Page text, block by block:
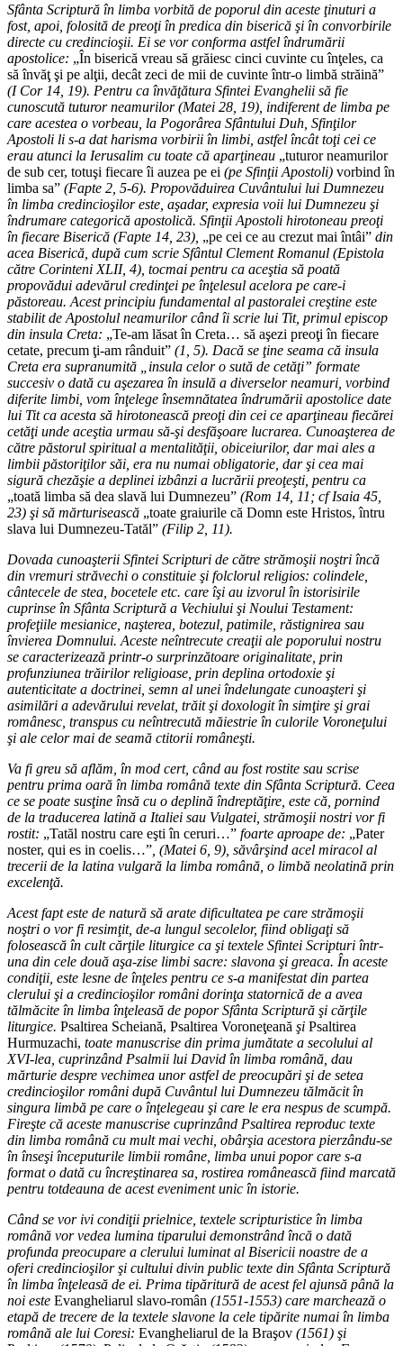
Sfânta Scriptură în limba vorbită de poporul din aceste ţinuturi a
fost, apoi, folosită de preoţi în predica din biserică şi în convorbirile
directe cu credincioşii. Ei se vor conforma astfel îndrumării
apostolice: „În biserică vreau să grăiesc cinci cuvinte cu înţeles, ca
să învăţ şi pe alţii, decât zeci de mii de cuvinte într-o limbă străină”
(I Cor 14, 19). Pentru ca învăţătura Sfintei Evanghelii să fie
cunoscută tuturor neamurilor (Matei 28, 19), indiferent de limba pe
care acestea o vorbeau, la Pogorârea Sfântului Duh, Sfinţilor
Apostoli li s-a dat harisma vorbirii în limbi, astfel încât toţi cei ce
erau atunci la Ierusalim cu toate că aparţineau „tuturor neamurilor
de sub cer, totuşi fiecare îi auzea pe ei (pe Sfinţii Apostoli) vorbind în
limba sa” (Fapte 2, 5-6). Propovăduirea Cuvântului lui Dumnezeu
în limba credincioşilor este, aşadar, expresia voii lui Dumnezeu şi
îndrumare categorică apostolică. Sfinţii Apostoli hirotoneau preoţi
în fiecare Biserică (Fapte 14, 23), „pe cei ce au crezut mai întâi” din
acea Biserică, după cum scrie Sfântul Clement Romanul (Epistola
către Corinteni XLII, 4), tocmai pentru ca aceştia să poată
propovădui adevărul credinţei pe înţelesul acelora pe care-i
păstoreau. Acest principiu fundamental al pastoralei creştine este
stabilit de Apostolul neamurilor când îi scrie lui Tit, primul episcop
din insula Creta: „Te-am lăsat în Creta… să aşezi preoţi în fiecare
cetate, precum ţi-am rânduit” (1, 5). Dacă se ţine seama că insula
Creta era supranumită „insula celor o sută de cetăţi” formate
succesiv o dată cu aşezarea în insulă a diverselor neamuri, vorbind
diferite limbi, vom înţelege însemnătatea îndrumării apostolice date
lui Tit ca acesta să hirotonească preoţi din cei ce aparţineau fiecărei
cetăţi unde aceştia urmau să-şi desfăşoare lucrarea. Cunoaşterea de
către păstorul spiritual a mentalităţii, obiceiurilor, dar mai ales a
limbii păstoriţilor săi, era nu numai obligatorie, dar şi cea mai
sigură chezăşie a deplinei izbânzi a lucrării preoţeşti, pentru ca
„toată limba să dea slavă lui Dumnezeu” (Rom 14, 11; cf Isaia 45,
23) şi să mărturisească „toate graiurile că Domn este Hristos, întru
slava lui Dumnezeu-Tatăl” (Filip 2, 11).
Dovada cunoaşterii Sfintei Scripturi de către strămoşii noştri încă
din vremuri străvechi o constituie şi folclorul religios: colindele,
cântecele de stea, bocetele etc. care îşi au izvorul în istorisirile
cuprinse în Sfânta Scriptură a Vechiului şi Noului Testament:
profeţiile mesianice, naşterea, botezul, patimile, răstignirea sau
învierea Domnului. Aceste neîntrecute creaţii ale poporului nostru
se caracterizează printr-o surprinzătoare originalitate, prin
profunziunea trăirilor religioase, prin deplina ortodoxie şi
autenticitate a doctrinei, semn al unei îndelungate cunoaşteri şi
asimilări a adevărului revelat, trăit şi doxologit în simţire şi grai
românesc, transpus cu neîntrecută măiestrie în culorile Voroneţului
şi ale celor mai de seamă ctitorii româneşti.
Va fi greu să aflăm, în mod cert, când au fost rostite sau scrise
pentru prima oară în limba română texte din Sfânta Scriptură. Ceea
ce se poate susţine însă cu o deplină îndreptăţire, este că, pornind
de la traducerea latină a Italiei sau Vulgatei, strămoşii nostri vor fi
rostit: „Tatăl nostru care eşti în ceruri…” foarte aproape de: „Pater
noster, qui es in coelis…” , (Matei 6, 9), săvârşind acel miracol al
trecerii de la latina vulgară la limba română, o limbă neolatină prin
excelenţă.
Acest fapt este de natură să arate dificultatea pe care strămoşii
noştri o vor fi resimţit, de-a lungul secolelor, fiind obligaţi să
folosească în cult cărţile liturgice ca şi textele Sfintei Scripturi într-
una din cele două aşa-zise limbi sacre: slavona şi greaca. În aceste
condiţii, este lesne de înţeles pentru ce s-a manifestat din partea
clerului şi a credincioşilor români dorinţa statornică de a avea
tălmăcite în limba înţeleasă de popor Sfânta Scriptură şi cărţile
liturgice. Psaltirea Scheiană, Psaltirea Voroneţeană şi Psaltirea
Hurmuzachi, toate manuscrise din prima jumătate a secolului al
XVI-lea, cuprinzând Psalmii lui David în limba română, dau
mărturie despre vechimea unor astfel de preocupări şi de setea
credincioşilor români după Cuvântul lui Dumnezeu tălmăcit în
singura limbă pe care o înţelegeau şi care le era nespus de scumpă.
Fireşte că aceste manuscrise cuprinzând Psaltirea reproduc texte
din limba română cu mult mai vechi, obârşia acestora pierzându-se
în înseşi începuturile limbii române, limba unui popor care s-a
format o dată cu încreştinarea sa, rostirea românească fiind marcată
pentru totdeauna de acest eveniment unic în istorie.
Când se vor ivi condiţii prielnice, textele scripturistice în limba
română vor vedea lumina tiparului demonstrând încă o dată
profunda preocupare a clerului luminat al Bisericii noastre de a
oferi credincioşilor şi cultului divin public texte din Sfânta Scriptură
în limba înţeleasă de ei. Prima tipăritură de acest fel ajunsă până la
noi este Evangheliarul slavo-român (1551-1553) care marchează o
etapă de trecere de la textele slavone la cele tipărite numai în limba
română ale lui Coresi: Evangheliarul de la Braşov (1561) şi